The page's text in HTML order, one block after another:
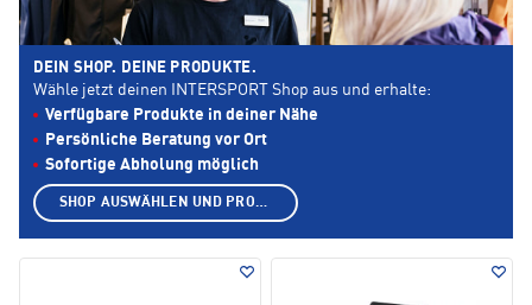
DEIN SHOP. DEINE PRODUKTE.
Wähle jetzt deinen INTERSPORT Shop aus und erhalte:
Verfügbare Produkte in deiner Nähe
Persönliche Beratung vor Ort
Sofortige Abholung möglich
SHOP AUSWÄHLEN UND PRODUKTE ANZEIGEN